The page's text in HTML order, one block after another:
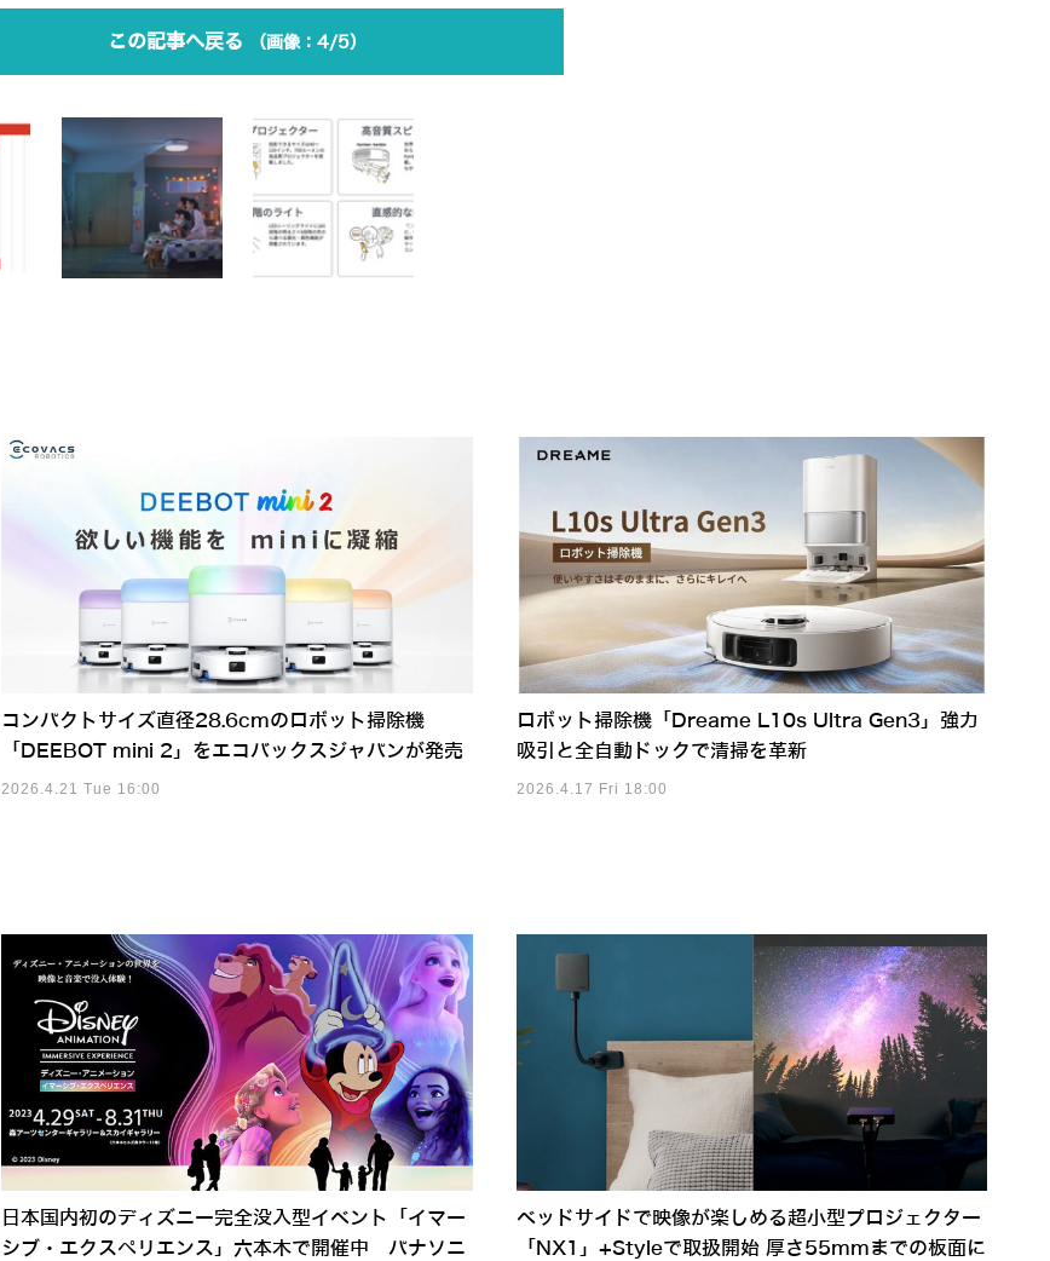
この記事へ戻る 4/5
コンパクトサイズ直径28.6cmのロボット掃除機
「DEEBOT mini 2」をエコバックスジャパンが発売
2026.4.21 Tue 16:00
ロボット掃除機「Dreame L10s Ultra Gen3」強力
吸引と全自動ドックで清掃を革新
2026.4.17 Fri 18:00
日本国内初のディズニー完全没入型イベント「イマー
シブ・エクスペリエンス」六本木で開催中 パナソニ
ベッドサイドで映像が楽しめる超小型プロジェクター
「NX1」+Styleで取扱開始 厚さ55mmまでの板面に